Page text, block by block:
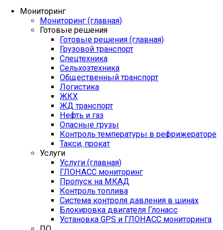
Мониторинг
Мониторинг (главная)
Готовые решения
Готовые решения (главная)
Грузовой транспорт
Спецтехника
Сельхозтехника
Общественный транспорт
Логистика
ЖКХ
ЖД транспорт
Нефть и газ
Опасные грузы
Контроль температуры в рефрижераторе
Такси, прокат
Услуги
Услуги (главная)
ГЛОНАСС мониторинг
Пропуск на МКАД
Контроль топлива
Система контроля давления в шинах
Блокировка двигателя Глонасс
Установка GPS и ГЛОНАСС мониторинга